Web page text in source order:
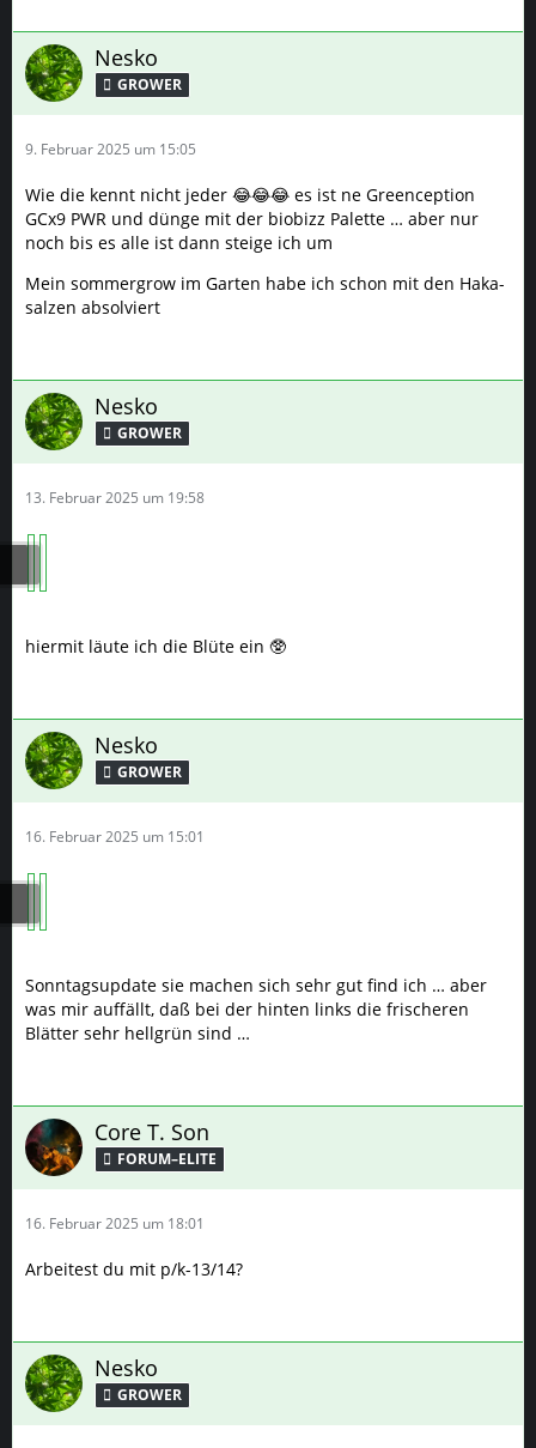
Nesko
GROWER
9. Februar 2025 um 15:05
Wie die kennt nicht jeder 😂😂😂 es ist ne Greenception
GCx9 PWR und dünge mit der biobizz Palette … aber nur
noch bis es alle ist dann steige ich um
Mein sommergrow im Garten habe ich schon mit den Haka-
salzen absolviert
Nesko
GROWER
13. Februar 2025 um 19:58
hiermit läute ich die Blüte ein 🥸
Nesko
GROWER
16. Februar 2025 um 15:01
Sonntagsupdate sie machen sich sehr gut find ich … aber
was mir auffällt, daß bei der hinten links die frischeren
Blätter sehr hellgrün sind …
Core T. Son
FORUM–ELITE
16. Februar 2025 um 18:01
Arbeitest du mit p/k-13/14?
Nesko
GROWER